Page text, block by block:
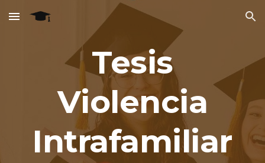
Skip to main content Skip to navigation
Tesis
Violencia
Intrafamiliar